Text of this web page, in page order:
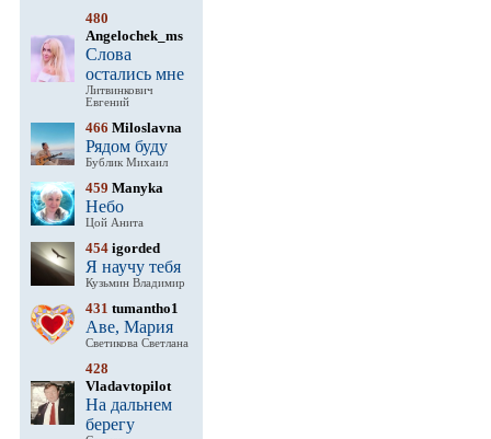
480
Angelochek_ms
Слова
остались мне
Литвинкович
Евгений
466 Miloslavna
Рядом буду
Бублик Михаил
459 Manyka
Небо
Цой Анита
454 igorded
Я научу тебя
Кузьмин Владимир
431 tumantho1
Аве, Мария
Светикова Светлана
428
Vladavtopilot
На дальнем
берегу